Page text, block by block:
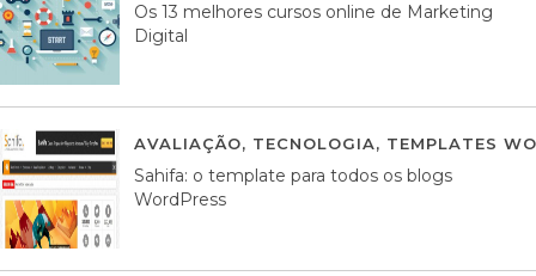
Os 13 melhores cursos online de Marketing
Digital
AVALIAÇÃO, TECNOLOGIA, TEMPLATES
Sahifa: o template para todos os blogs
WordPress